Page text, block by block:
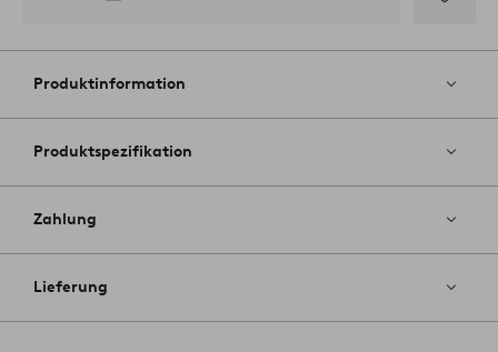
Favoriten
Produktinformation
Produktspezifikation
Zahlung
Lieferung